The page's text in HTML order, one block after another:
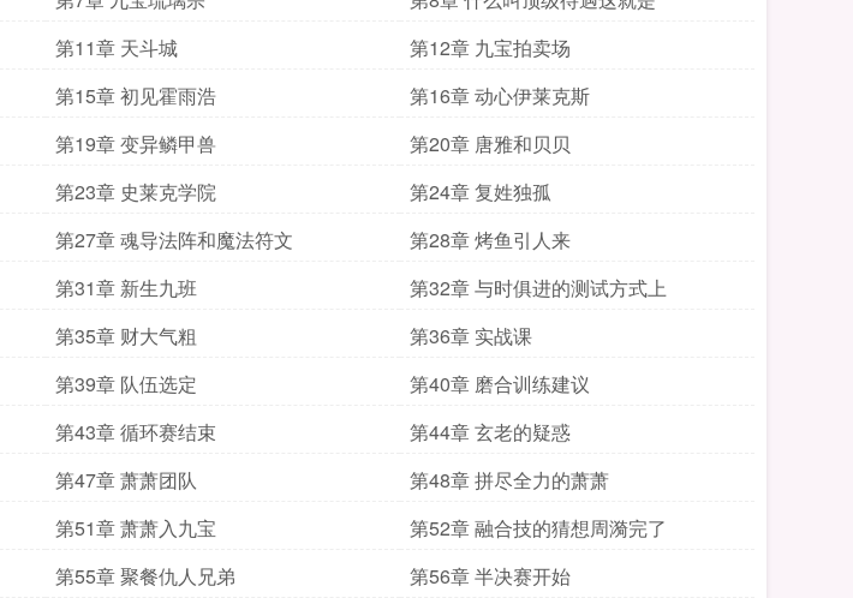
第11章 天斗城
第12章 九宝拍卖场
第15章 初见霍雨浩
第16章 动心伊莱克斯
第19章 变异鳞甲兽
第20章 唐雅和贝贝
第23章 史莱克学院
第24章 复姓独孤
第27章 魂导法阵和魔法符文
第28章 烤鱼引人来
第31章 新生九班
第32章 与时俱进的测试方式上
第35章 财大气粗
第36章 实战课
第39章 队伍选定
第40章 磨合训练建议
第43章 循环赛结束
第44章 玄老的疑惑
第47章 萧萧团队
第48章 拼尽全力的萧萧
第51章 萧萧入九宝
第52章 融合技的猜想周漪完了
第55章 聚餐仇人兄弟
第56章 半决赛开始